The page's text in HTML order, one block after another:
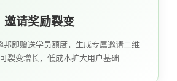
邀请奖励裂变
邦即赠送学员额度，生成专属邀请二维
裂变增长，低成本扩大用户基础